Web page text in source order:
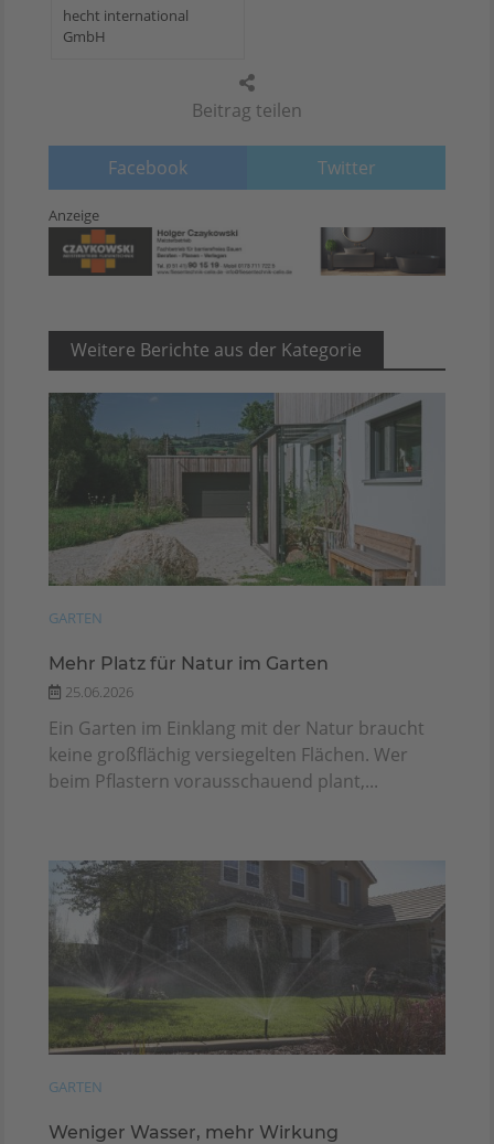
Beitrag teilen
Facebook Twitter
hecht international
GmbH
Anzeige
Weitere Berichte aus der Kategorie
GARTEN
Mehr Platz für Natur im Garten
25.06.2026
Ein Garten im Einklang mit der Natur braucht
keine großflächig versiegelten Flächen. Wer
beim Pflastern vorausschauend plant,...
GARTEN
Weniger Wasser, mehr Wirkung